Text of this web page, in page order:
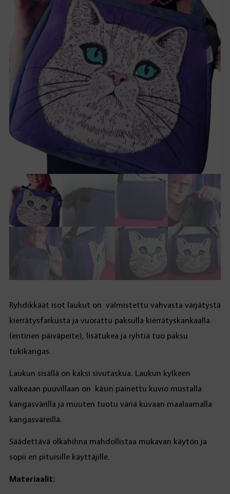
Ryhdikkäät isot laukut on valmistettu vahvasta värjätystä
kierrätysfarkusta ja vuorattu paksulla kierrätyskankaalla
(entinen päiväpeite), lisätukea ja ryhtiä tuo paksu
tukikangas.
Laukun sisällä on kaksi sivutaskua. Laukun kylkeen
valkeaan puuvillaan on käsin painettu kuvio mustalla
kangasvärillä ja muuten tuotu väriä kuvaan maalaamalla
kangasväreillä.
Säädettävä olkahihna mahdollistaa mukavan käytön ja
sopii eri pituisille käyttäjille.
Materiaalit: